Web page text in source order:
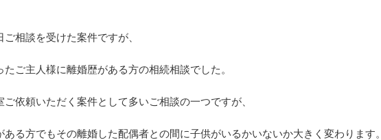
ご相談を受けた案件ですが、
たご主人様に離婚歴がある方の相続相談でした。
ご依頼いただく案件として多いご相談の一つですが、
ある方でもその離婚した配偶者との間に子供がいるかいないか大きく変わります。